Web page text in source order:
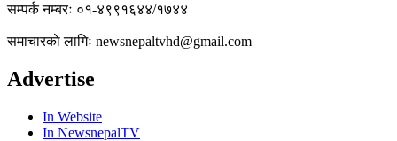
सम्पर्क नम्बरः ०१-४९९१६४४/१७४४
समाचारकाे लागिः newsnepaltvhd@gmail.com
Advertise
In Website
In NewsnepalTV